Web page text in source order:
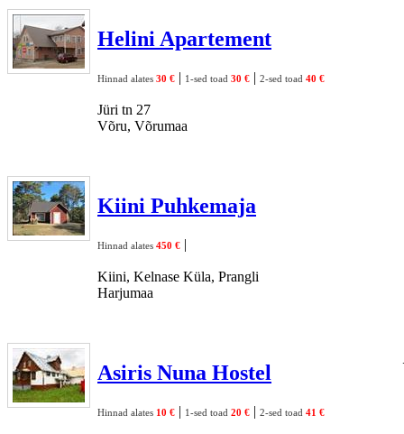
Helini Apartement
Hinnad alates 30 € | 1-sed toad 30 € | 2-sed toad 40 €
Jüri tn 27
Võru, Võrumaa
Kiini Puhkemaja
Hinnad alates 450 € |
Kiini, Kelnase Küla, Prangli
Harjumaa
Asiris Nuna Hostel
Hinnad alates 10 € | 1-sed toad 20 € | 2-sed toad 41 €